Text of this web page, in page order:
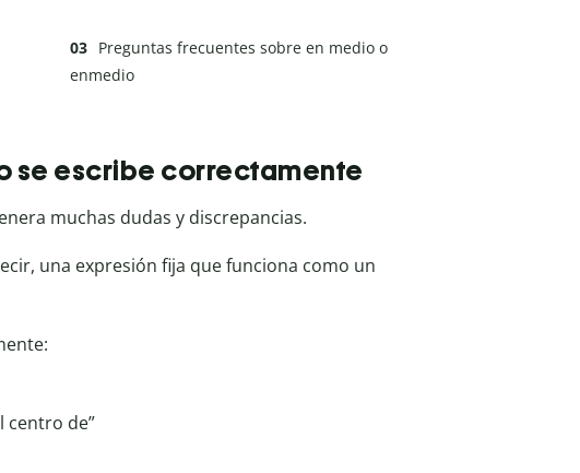
Preguntas frecuentes sobre en medio o
enmedio
se escribe correctamente
muchas dudas y discrepancias.
una expresión fija que funciona como un
centro de”